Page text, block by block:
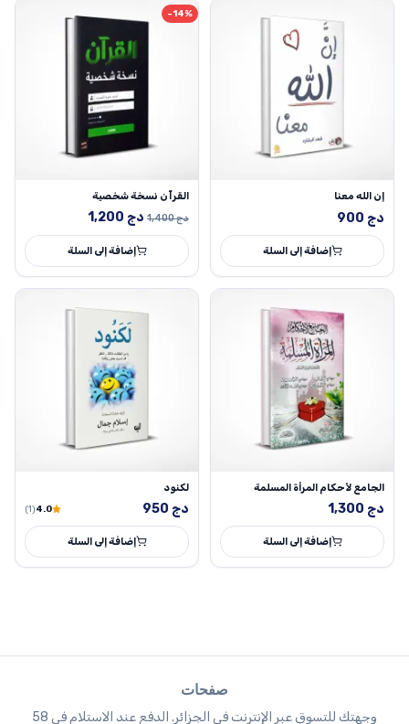
إن الله معنا
900 دج
إضافة إلى السلة
-14%
القرآن نسخة شخصية
1,400دج
السعر
الأصلي
هو:
1,400 دج.
1,200 دج
السعر
الحالي
هو:
1,200 دج.
إضافة إلى السلة
الجامع لأحكام المرأة المسلمة
1,300 دج
إضافة إلى السلة
لكنود
950 دج 4.0
(1)
إضافة إلى السلة
صفحات
وجهتك للتسوق عبر الإنترنت في الجزائر. الدفع عند الاستلام في 58